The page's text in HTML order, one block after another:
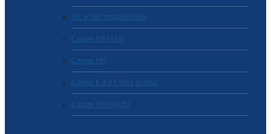
NK и NKI подшипники
Серия NA (424)
Cерия HK
Серии K и KT (без колец)
Серия RNA (425)